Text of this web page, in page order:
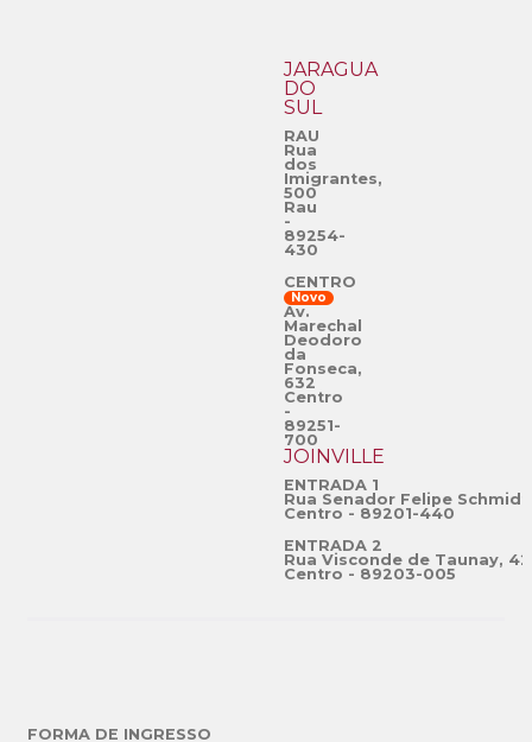
JARAGUÁ
DO
SUL
RAU
Rua
dos
Imigrantes,
500
Rau
-
89254-
430
CENTRO
Novo
Av.
Marechal
Deodoro
da
Fonseca,
632
Centro
-
89251-
700
JOINVILLE
ENTRADA 1
Rua Senador Felipe
Centro - 89201-440
ENTRADA 2
Rua Visconde de Taunay,
Centro - 89203-005
FORMA DE INGRESSO